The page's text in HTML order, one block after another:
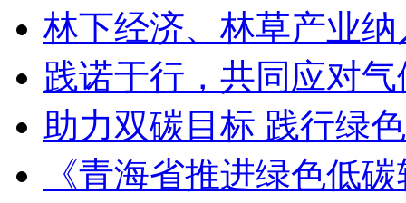
林下经济、林草产业
践诺于行，共同应对
助力双碳目标 践行绿
《青海省推进绿色低